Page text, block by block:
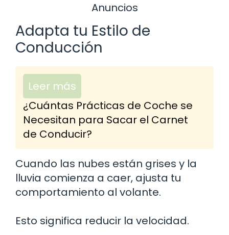
Anuncios
Adapta tu Estilo de
Conducción
Leer más
¿Cuántas Prácticas de Coche se
Necesitan para Sacar el Carnet
de Conducir?
Cuando las nubes están grises y la
lluvia comienza a caer, ajusta tu
comportamiento al volante.
Esto significa reducir la velocidad.